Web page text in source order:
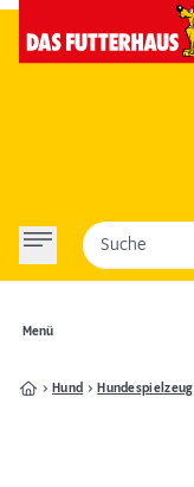
Menü
Suche
Hund Hundespielzeug